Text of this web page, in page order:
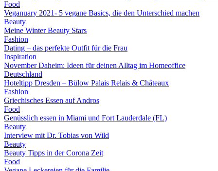
Food
Veganuary 2021- 5 vegane Basics, die den Unterschied machen
Beauty
Meine Winter Beauty Stars
Fashion
Dating – das perfekte Outfit für die Frau
Inspiration
November Daheim: Ideen für deinen Alltag im Homeoffice
Deutschland
Hoteltipp Dresden – Bülow Palais Relais & Châteaux
Fashion
Griechisches Essen auf Andros
Food
Genüsslich essen in Miami und Fort Lauderdale (FL)
Beauty
Interview mit Dr. Tobias von Wild
Beauty
Beauty Tipps in der Corona Zeit
Food